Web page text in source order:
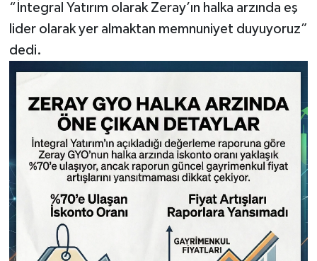
“İntegral Yatırım olarak Zeray’ın halka arzında eş
lider olarak yer almaktan memnuniyet duyuyoruz”
dedi.